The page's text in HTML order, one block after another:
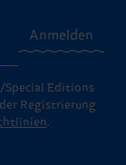
Anmelden
Special Editions
Registrierung
.